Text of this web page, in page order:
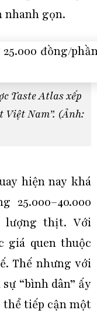
nhanh gọn.
Taste Atlas xếp
Việt Nam”. (Ảnh:
hiện nay khá
lượng thịt. Với
giá quen thuộc
Thế nhưng với
“bình dân” ấy
thể tiếp cận một